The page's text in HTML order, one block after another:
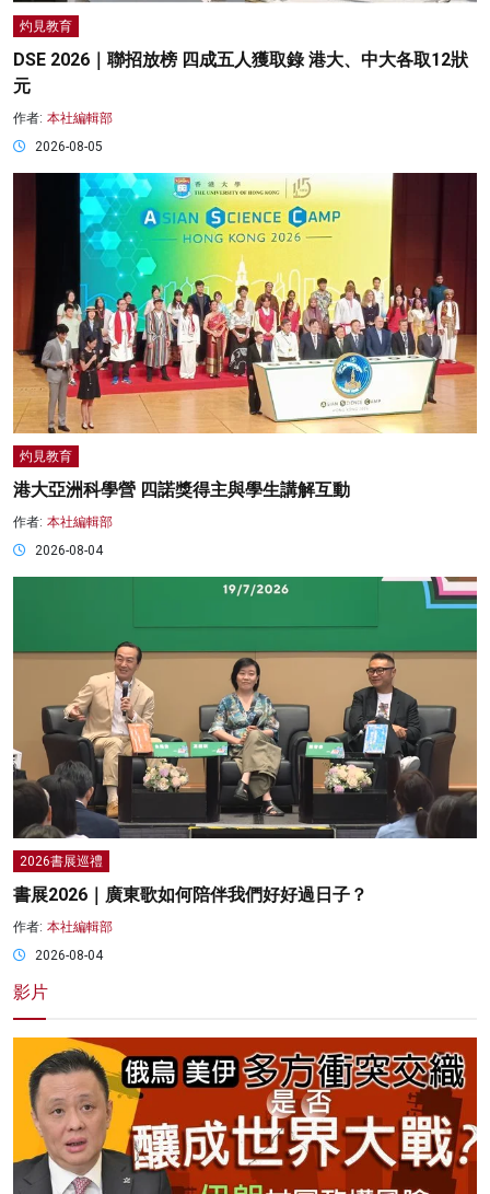
灼見教育
DSE 2026｜聯招放榜 四成五人獲取錄 港大、中大各取12狀
元
作者: 本社編輯部
2026-08-05
灼見教育
港大亞洲科學營 四諾獎得主與學生講解互動
作者: 本社編輯部
2026-08-04
2026書展巡禮
書展2026｜廣東歌如何陪伴我們好好過日子？
作者: 本社編輯部
2026-08-04
影片